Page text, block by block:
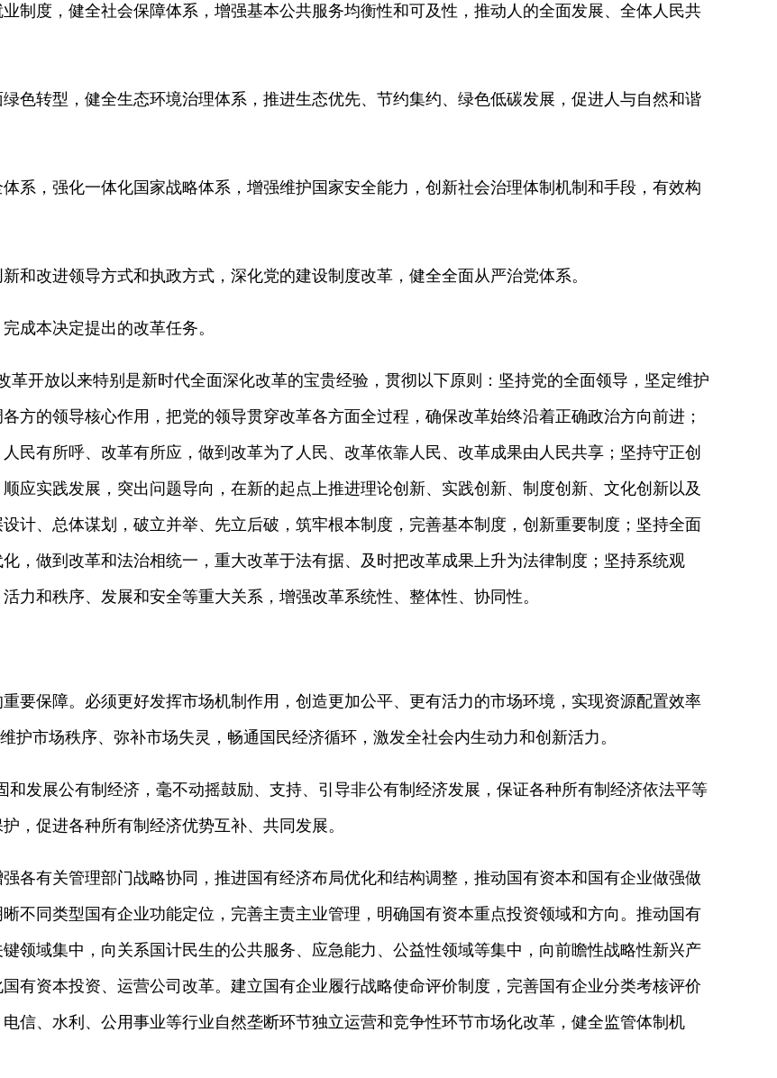
，健全社会保障体系，增强基本公共服务均衡性和可及性，推动人的全面发展、全体人民共
型，健全生态环境治理体系，推进生态优先、节约集约、绿色低碳发展，促进人与自然和谐
强化一体化国家战略体系，增强维护国家安全能力，创新社会治理体制机制和手段，有效构
进领导方式和执政方式，深化党的建设制度改革，健全全面从严治党体系。
本决定提出的改革任务。
开放以来特别是新时代全面深化改革的宝贵经验，贯彻以下原则：坚持党的全面领导，坚定维护
方的领导核心作用，把党的领导贯穿改革各方面全过程，确保改革始终沿着正确政治方向前进；
民有所呼、改革有所应，做到改革为了人民、改革依靠人民、改革成果由人民共享；坚持守正创
应实践发展，突出问题导向，在新的起点上推进理论创新、实践创新、制度创新、文化创新以及
计、总体谋划，破立并举、先立后破，筑牢根本制度，完善基本制度，创新重要制度；坚持全面
，做到改革和法治相统一，重大改革于法有据、及时把改革成果上升为法律制度；坚持系统观
力和秩序、发展和安全等重大关系，增强改革系统性、整体性、协同性。
保障。必须更好发挥市场机制作用，创造更加公平、更有活力的市场环境，实现资源配置效率
护市场秩序、弥补市场失灵，畅通国民经济循环，激发全社会内生动力和创新活力。
发展公有制经济，毫不动摇鼓励、支持、引导非公有制经济发展，保证各种所有制经济依法平等
，促进各种所有制经济优势互补、共同发展。
有关管理部门战略协同，推进国有经济布局优化和结构调整，推动国有资本和国有企业做强做
不同类型国有企业功能定位，完善主责主业管理，明确国有资本重点投资领域和方向。推动国有
领域集中，向关系国计民生的公共服务、应急能力、公益性领域等集中，向前瞻性战略性新兴产
有资本投资、运营公司改革。建立国有企业履行战略使命评价制度，完善国有企业分类考核评价
信、水利、公用事业等行业自然垄断环节独立运营和竞争性环节市场化改革，健全监管体制机